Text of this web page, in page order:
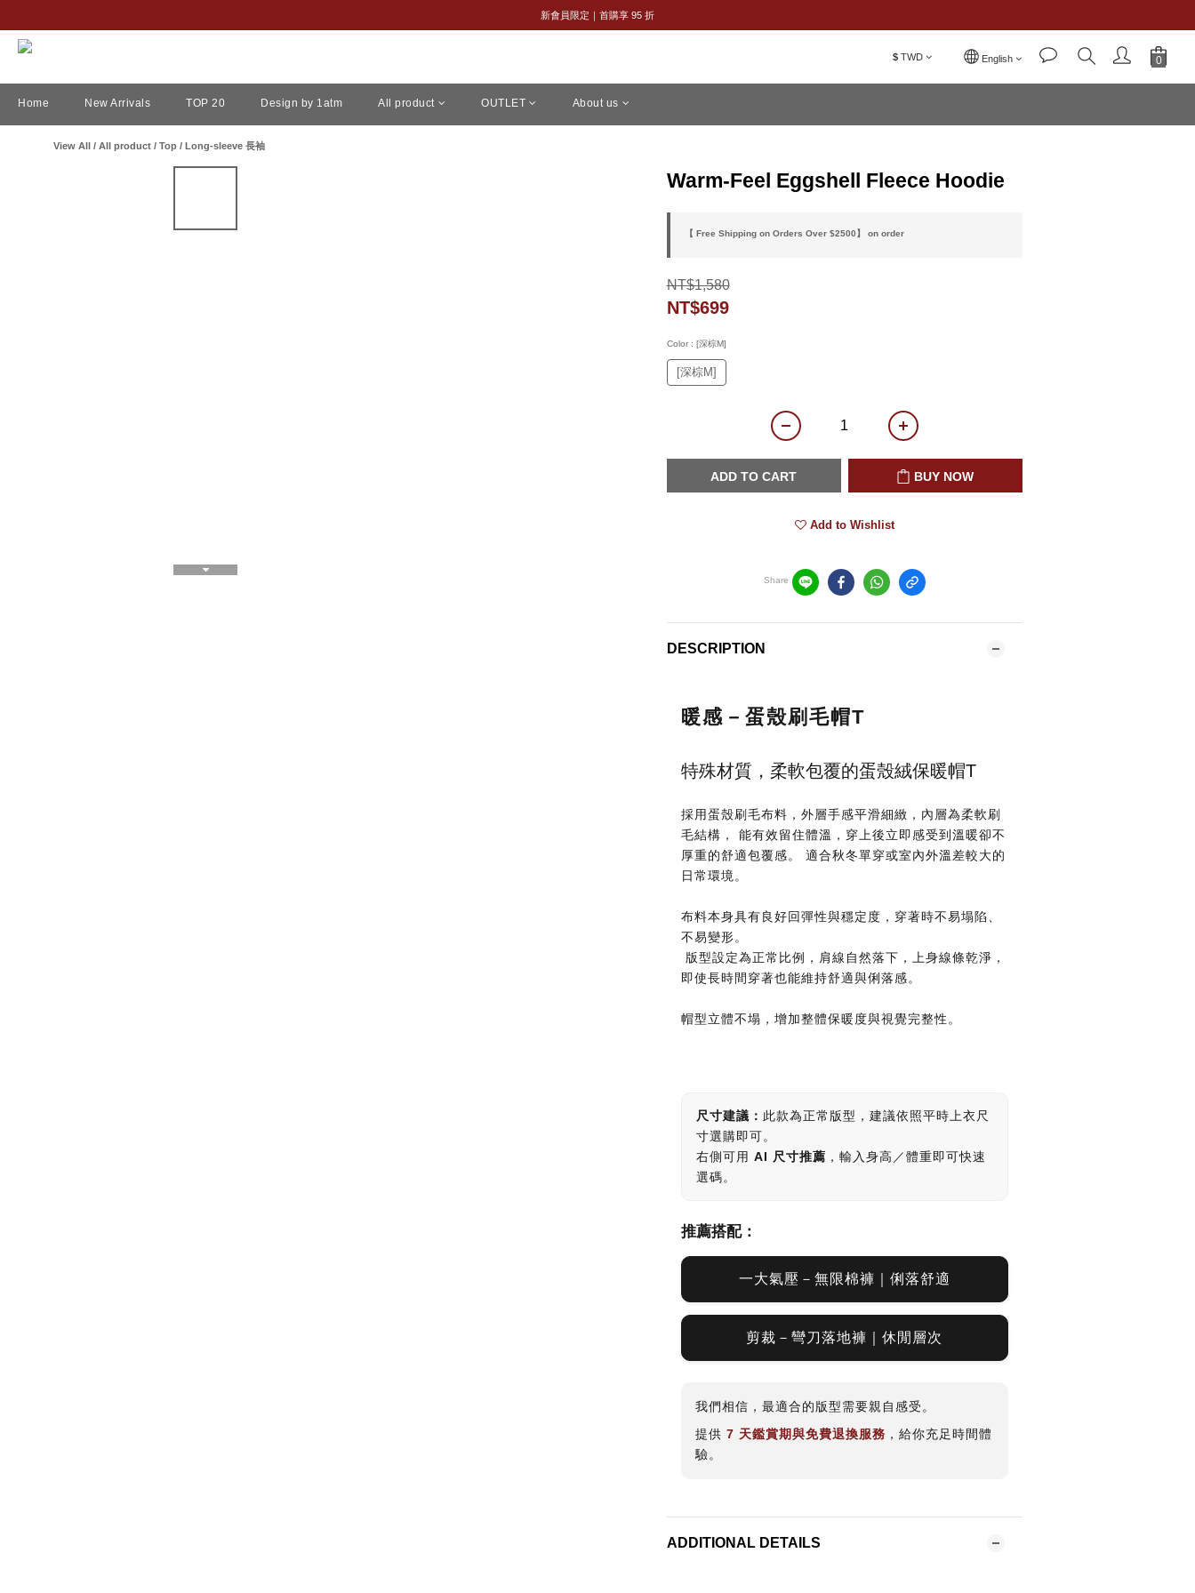
全館購物滿 NT$2,500｜享免運
新會員限定｜首購享 95 折
$ TWD English
Home New Arrivals TOP 20 Design by 1atm All product OUTLET About us
View All / All product / Top / Long-sleeve 長袖
Warm-Feel Eggshell Fleece Hoodie
【 Free Shipping on Orders Over $2500】 on order
NT$1,580
NT$699
Color : [深棕M]
[深棕M]
ADD TO CART BUY NOW
Add to Wishlist
Share
DESCRIPTION
暖感－蛋殼刷毛帽T
特殊材質，柔軟包覆的蛋殼絨保暖帽T
採用蛋殼刷毛布料，外層手感平滑細緻，內層為柔軟刷
毛結構， 能有效留住體溫，穿上後立即感受到溫暖卻不
厚重的舒適包覆感。 適合秋冬單穿或室內外溫差較大的
日常環境。
布料本身具有良好回彈性與穩定度，穿著時不易塌陷、
不易變形。
版型設定為正常比例，肩線自然落下，上身線條乾淨，
即使長時間穿著也能維持舒適與俐落感。
帽型立體不塌，增加整體保暖度與視覺完整性。
尺寸建議： 此款為正常版型，建議依照平時上衣尺
寸選購即可。
右側可用 AI 尺寸推薦 ，輸入身高／體重即可快速
選碼。
推薦搭配：
一大氣壓－無限棉褲｜俐落舒適
剪裁－彎刀落地褲｜休閒層次
我們相信，最適合的版型需要親自感受。
提供 7 天鑑賞期與免費退換服務 ，給你充足時間體
驗。
ADDITIONAL DETAILS
BUY NOW